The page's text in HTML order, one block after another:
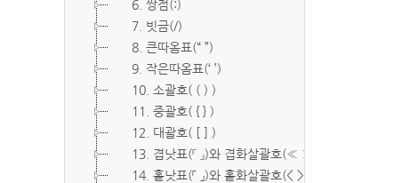
6. 쌍점(:)
7. 빗금(/)
8. 큰따옴표(“ ”)
9. 작은따옴표(‘ ’)
10. 소괄호( ( ) )
11. 중괄호( { } )
12. 대괄호( [ ] )
13. 겹낫표(『 』)와 겹화살괄호(≪ ≫)
14. 홑낫표(「 」)와 홑화살괄호(< >)